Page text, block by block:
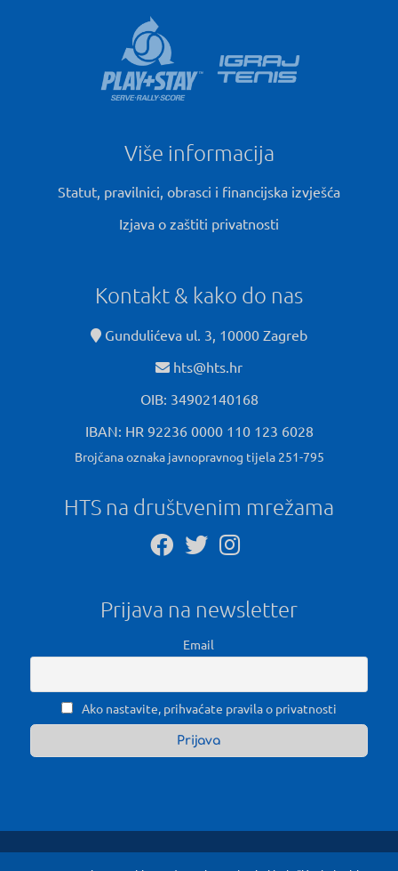
Više informacija
Statut, pravilnici, obrasci i financijska izvješća
Izjava o zaštiti privatnosti
Kontakt & kako do nas
Gundulićeva ul. 3, 10000 Zagreb
hts@hts.hr
OIB: 34902140168
IBAN: HR 92236 0000 110 123 6028
Brojčana oznaka javnopravnog tijela 251-795
HTS na društvenim mrežama
Prijava na newsletter
Email
Ako nastavite, prihvaćate pravila o privatnosti